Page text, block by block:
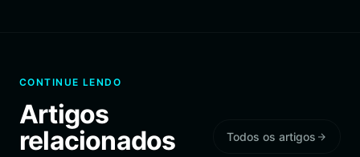
CONTINUE LENDO
Artigos
relacionados
Todos os artigos